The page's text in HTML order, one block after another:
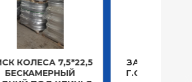
ЗАМОК ЗАЖИГАНИЯ
Г.САНКТ-ПЕТЕРБУРГ